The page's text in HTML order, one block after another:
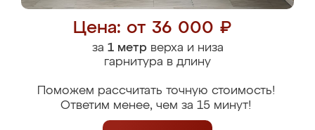
Цена: от 36 000 ₽
за 1 метрверха и низа
гарнитура в длину
Поможем рассчитать точную стоимость!
Ответим менее, чем за 15 минут!